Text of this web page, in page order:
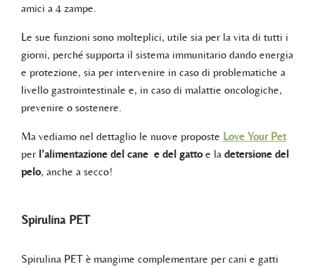
amici a 4 zampe.
Le sue funzioni sono molteplici, utile sia per la vita di tutti i
giorni, perché supporta il sistema immunitario dando energia
e protezione, sia per intervenire in caso di problematiche a
livello gastrointestinale e, in caso di malattie oncologiche,
prevenire o sostenere.
Ma vediamo nel dettaglio le nuove proposte Love Your Pet
per l’alimentazione del cane e del gattoe la detersione del
pelo, anche a secco!
Spirulina PET
Spirulina PET è mangime complementare per cani e gatti